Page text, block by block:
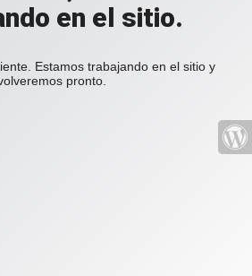
en el sitio.
Estamos trabajando en el sitio y
pronto.